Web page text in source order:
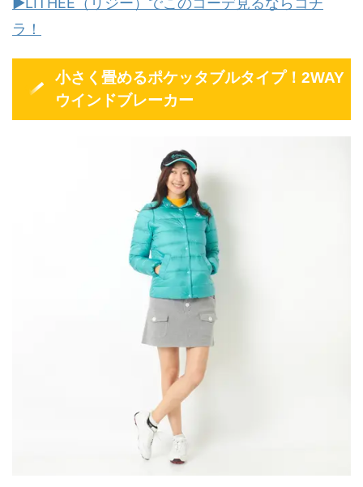
ラ！
小さく畳めるポケッタブルタイプ！2WAY
ウインドブレーカー